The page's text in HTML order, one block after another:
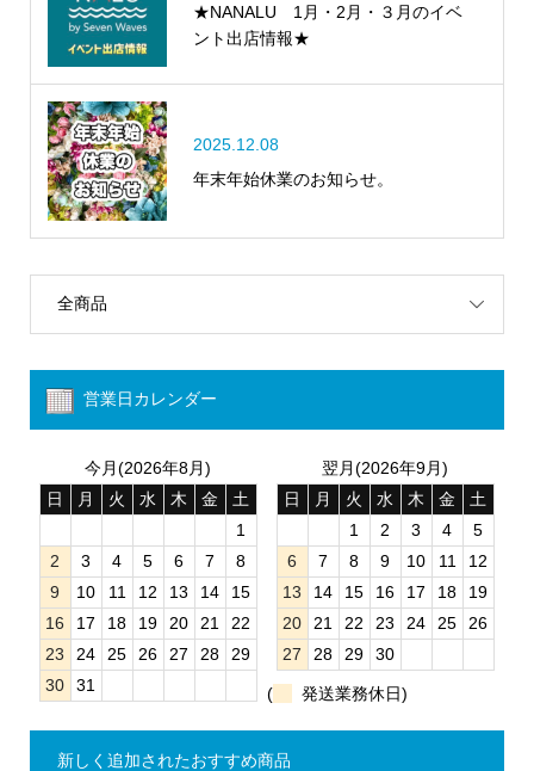
★NANALU 1月・2月・３月のイベ
ント出店情報★
2025.12.08
年末年始休業のお知らせ。
全商品
営業日カレンダー
今月(2026年8月)
日
月 火 水 木 金
土
1
2
3 4 5 6 7
8
9
10 11 12 13 14
15
16
17 18 19 20 21
22
23
24 25 26 27 28
29
30
31
翌月(2026年9月)
日
月 火 水 木 金
土
1
2 3 4
5
6
7 8 9 10 11
12
13
14 15 16 17 18
19
20
21 22 23 24 25
26
27
28 29 30
( 発送業務休日)
新しく追加されたおすすめ商品